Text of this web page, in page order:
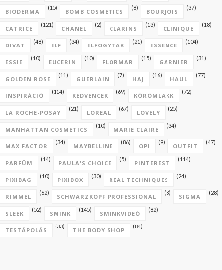
BIODERMA
(15)
BOMB COSMETICS
(8)
BOURJOIS
(37)
CATRICE
(121)
CHANEL
(2)
CLARINS
(13)
CLINIQUE
(18)
DIVAT
(48)
ELF
(34)
ELFOGYTAK
(21)
ESSENCE
(104)
ESSIE
(10)
EUCERIN
(10)
FLORMAR
(15)
GARNIER
(31)
GOLDEN ROSE
(11)
GUERLAIN
(7)
HAJ
(16)
HAUL
(77)
INSPIRÁCIÓ
(114)
KEDVENCEK
(69)
KÖRÖMLAKK
(72)
LA ROCHE-POSAY
(21)
LOREAL
(67)
LOVELY
(25)
MANHATTAN COSMETICS
(10)
MARIE CLAIRE
(34)
MAX FACTOR
(34)
MAYBELLINE
(86)
OPI
(9)
OUTFIT
(47)
PARFÜM
(14)
PAULA'S CHOICE
(5)
PINTEREST
(114)
PIXIBAG
(10)
PIXIBOX
(30)
REAL TECHNIQUES
(24)
RIMMEL
(62)
SCHWARZKOPF PROFESSIONAL
(8)
SIGMA
(28)
SLEEK
(52)
SMINK
(145)
SMINKVIDEÓ
(82)
TESTÁPOLÁS
(33)
THE BODY SHOP
(84)